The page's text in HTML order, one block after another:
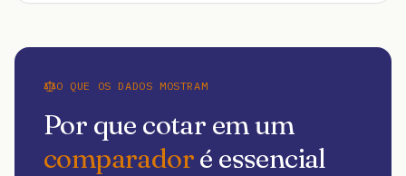
O QUE OS DADOS MOSTRAM
Por que cotar em um
comparadoré essencial